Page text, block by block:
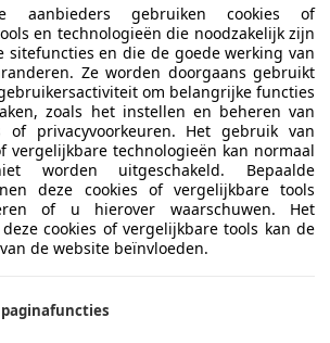
2.0i
gebruiken cookies of
en technologieën die noodzakelijk zijn
sitefuncties en die de goede werking van
Ze worden doorgaans gebruikt
om belangrijke functies
zoals het instellen en beheren van
of privacyvoorkeuren. Het gebruik van
vergelijkbare technologieën kan normaal
worden uitgeschakeld. Bepaalde
deze cookies of vergelijkbare tools
of u hierover waarschuwen. Het
cookies of vergelijkbare tools kan de
de website beïnvloeden.